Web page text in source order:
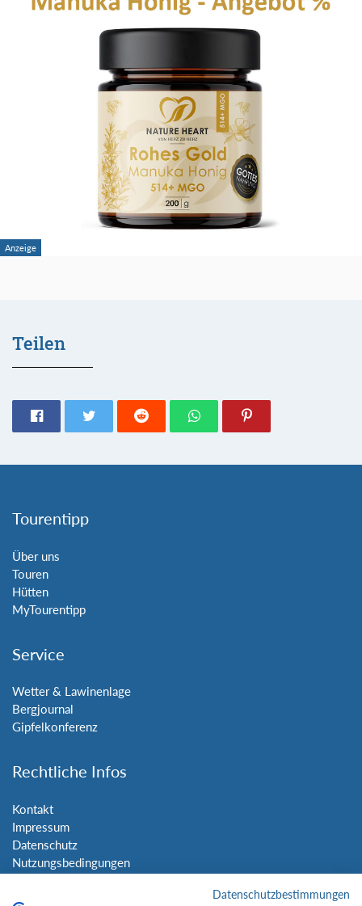
Teilen
Tourentipp
Über uns
Touren
Hütten
MyTourentipp
Service
Wetter & Lawinenlage
Bergjournal
Gipfelkonferenz
Rechtliche Infos
Kontakt
Impressum
Datenschutz
Nutzungsbedingungen
Datenschutzbestimmungen